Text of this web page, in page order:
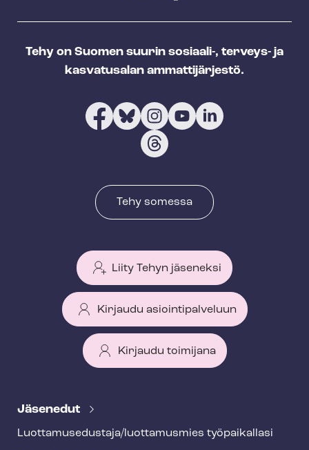
Tehy on Suomen suurin sosiaali-, terveys- ja
kasvatusalan ammattijärjestö.
Tehy somessa
Liity Tehyn jäseneksi
Kirjaudu asiointipalveluun
Kirjaudu toimijana
e
Jäsenedut
Luot­ta­muse­dus­ta­ja/luottamusmies työpaikallasi